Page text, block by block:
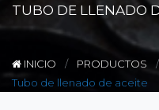
TUBO DE LLENADO
INICIO PRODUCTOS
Tubo de llenado de aceite